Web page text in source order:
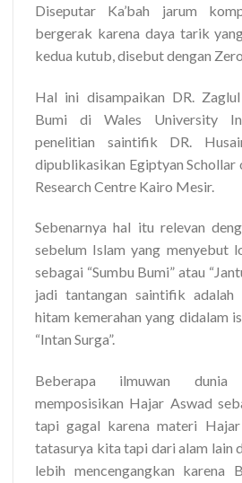
Diseputar Ka’bah jarum
bergerak karena daya tarik
kedua kutub, disebut dengan
Hal ini disampaikan DR.
Bumi di Wales University
penelitian saintifik DR.
dipublikasikan Egiptyan Schollar
Research Centre Kairo Mesir.
Sebenarnya hal itu relevan
sebelum Islam yang menyebut
sebagai “Sumbu Bumi” atau
jadi tantangan saintifik
hitam kemerahan yang didalam
“Intan Surga”.
Beberapa ilmuwan dunia
memposisikan Hajar Aswad
tapi gagal karena materi
tatasurya kita tapi dari alam lain
lebih mencengangkan karena